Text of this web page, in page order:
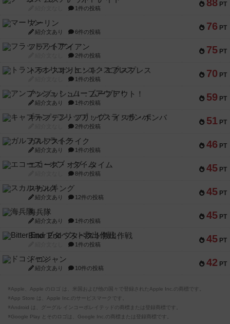
88 PT
1件の投稿
76 PT
マーリン
紹介文あり 6件の投稿
75 PT
フラットアイアン
2件の投稿
70 PT
トランスオリエント・エクスプレス
1件の投稿
59 PT
アンブッシュ！：ムーブアウト！
紹介文あり 1件の投稿
51 PT
キャプテン・フリップ：イスラ・ボンバ
2件の投稿
46 PT
ガルフストライク
紹介文あり 1件の投稿
45 PT
エコーズ・オブ・タイム
8件の投稿
45 PT
スカルキング
紹介文あり 12件の投稿
45 PT
海兵隊
紹介文あり 1件の投稿
45 PT
Bitter End ブタペスト救出作戦
1件の投稿
42 PT
ドコジャン
紹介文あり 10件の投稿
※Apple、Apple のロゴ は、米国および他の国々で登録されたApple Inc.の商標です。
※App Store は、Apple Inc.のサービスマークです。
※Android は、グーグル インコーポレイテッドの商標または登録商標です。
※Google Play とそのロゴは、Google Inc.の商標または登録商標です。